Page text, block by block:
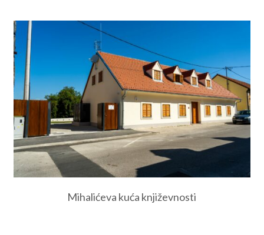
Mihalićeva kuća književnosti